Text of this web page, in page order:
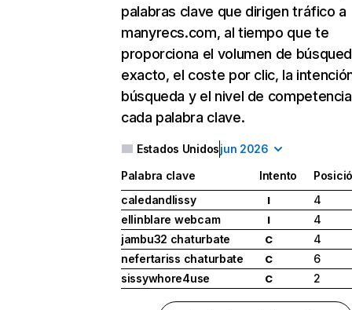
palabras clave que dirigen tráfico a
manyrecs.com, al tiempo que te
proporciona el volumen de
exacto, el coste por clic, la
búsqueda y el nivel de
cada palabra clave.
Estados Unidosjun 2026
Palabra clave Intento
caledandlissy
I
4
ellinblare webcam
I
4
jambu32 chaturbate
C
4
nefertariss chaturbate
C
6
sissywhore4use
C 2